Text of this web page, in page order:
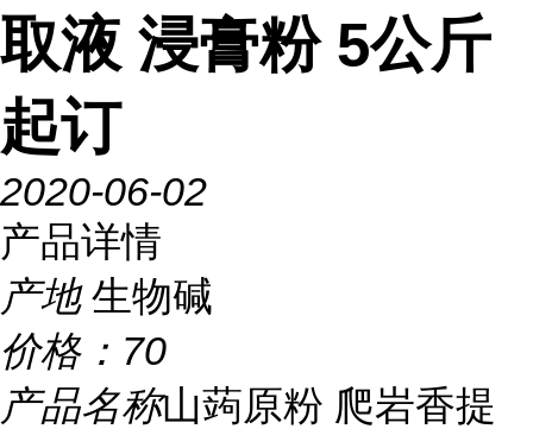
取液 浸膏粉 5公斤
起订
2020-06-02
产品详情
产地 生物碱
价格： 70
产品名称山蒟原粉 爬岩香提